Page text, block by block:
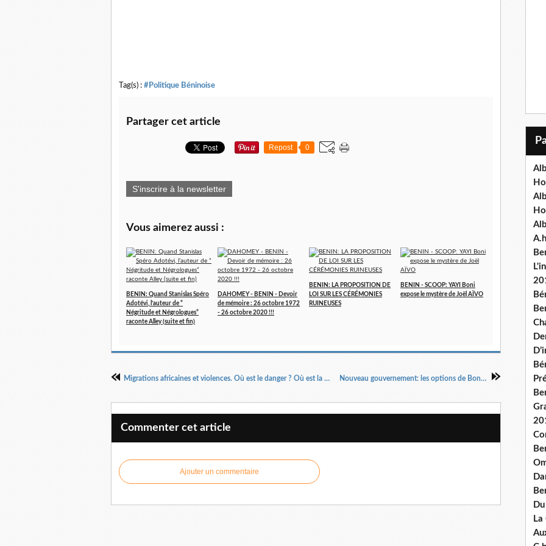
Tag(s) : #Politique Béninoise
Partager cet article
Repost 0
S'inscrire à la newsletter
Vous aimerez aussi :
BENIN: Quand Stanislas Spéro
Adotévi, l’auteur de ”
Négritude et Négrologues”
raconte Alley (suite et fin)
DAHOMEY - BENIN - Devoir
de mémoire : 26 octobre 1972
- 26 octobre 2020 !!!
BENIN: LA PROPOSITION DE
LOI SUR LES CÉRÉMONIES
RUINEUSES
BENIN - SCOOP: YAYI Boni
expose le mystère de Joël AÏVO
Migrations africaines et violences. Où est le danger ? Où est la vérité? Nouveau gouvernement: les options de Boni Yayi
Commenter cet article
Ajouter un commentaire